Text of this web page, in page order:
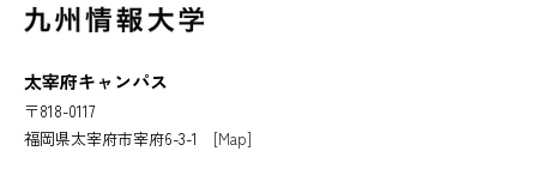
太宰府キャンパス
〒818-0117
福岡県太宰府市宰府6-3-1 [Map]